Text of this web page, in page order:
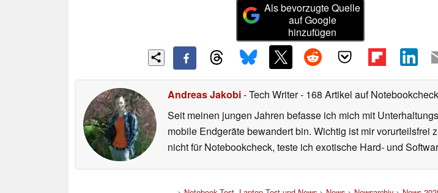
Als bevorzugte Quelle
auf Google
hinzufügen
Andreas Jakobi- Tech Writer- 168 Artikel auf
Seit meinen jungen Jahren befasse ich mich mit
mobile Endgeräte bewandert bin. Wichtig ist mir
nicht für Notebookcheck, teste ich exotische Hard- und